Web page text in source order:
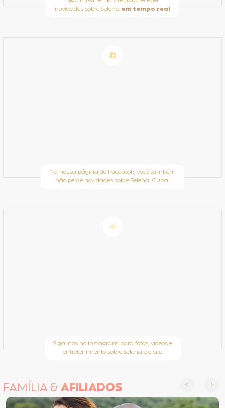
novidades sobre Selena em tempo real
Na nossa página do Facebook, você também
não perde novidades sobre Selena. Curta!
Siga-nos no Instagram para fotos, vídeos e
entretenimento sobre Selena e o site
FAMÍLIA &AFILIADOS